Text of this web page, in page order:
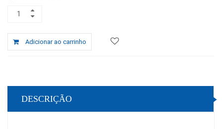
Adicionar ao carrinho
DESCRIÇÃO